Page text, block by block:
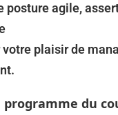
posture agile,
votre plaisir de
programme du